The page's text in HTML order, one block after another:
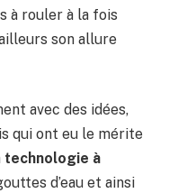
à rouler à la fois
son allure
avec des idées,
qui ont eu le mérite
technologie à
d’eau et ainsi